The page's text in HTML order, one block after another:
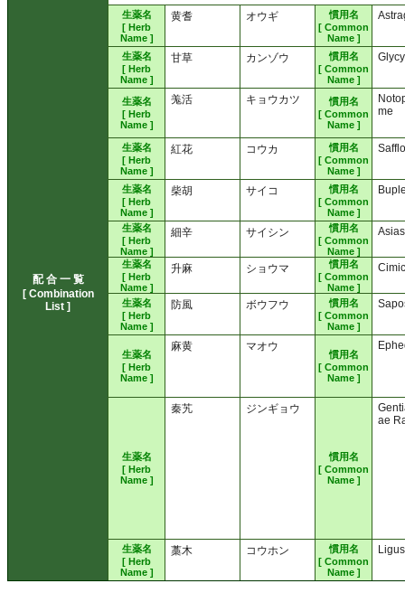
配 合 一 覧
[ Combination
List ]
生薬名
[ Herb
Name ]
黄耆 オウギ
慣用名
[ Common
Name ]
生薬名
[ Herb
Name ]
甘草 カンゾウ
慣用名
[ Common
Name ]
生薬名
[ Herb
Name ]
羗活 キョウカツ
慣用名
[ Common
Name ]
me
生薬名
[ Herb
Name ]
紅花 コウカ
慣用名
[ Common
Name ]
生薬名
[ Herb
Name ]
柴胡 サイコ
慣用名
[ Common
Name ]
生薬名
[ Herb
Name ]
細辛 サイシン
慣用名
[ Common
Name ]
生薬名
[ Herb
Name ]
升麻 ショウマ
慣用名
[ Common
Name ]
生薬名
[ Herb
Name ]
防風 ボウフウ
慣用名
[ Common
Name ]
生薬名
[ Herb
Name ]
麻黄 マオウ
慣用名
[ Common
Name ]
生薬名
[ Herb
Name ]
秦艽 ジンギョウ
慣用名
[ Common
Name ]
ae
生薬名
[ Herb
Name ]
藁木 コウホン
慣用名
[ Common
Name ]